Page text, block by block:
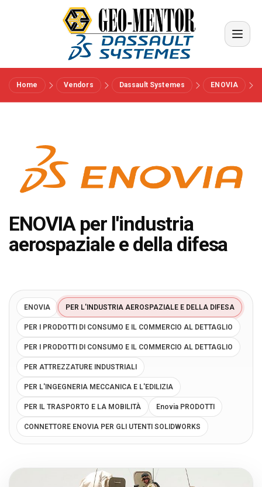
Menu
Riferimenti
Chi siamo
Язык
EN UA RU DE IT
Contattare
Home Vendors Dassault Systemes ENOVIA
ENOVIA per l'industria
aerospaziale e della difesa
ENOVIA PER L'INDUSTRIA AEROSPAZIALE E DELLA DIFESA
PER I PRODOTTI DI CONSUMO E IL COMMERCIO AL DETTAGLIO
PER I PRODOTTI DI CONSUMO E IL COMMERCIO AL DETTAGLIO
PER ATTREZZATURE INDUSTRIALI
PER L'INGEGNERIA MECCANICA E L'EDILIZIA
PER IL TRASPORTO E LA MOBILITÀ Enovia PRODOTTI
CONNETTORE ENOVIA PER GLI UTENTI SOLIDWORKS